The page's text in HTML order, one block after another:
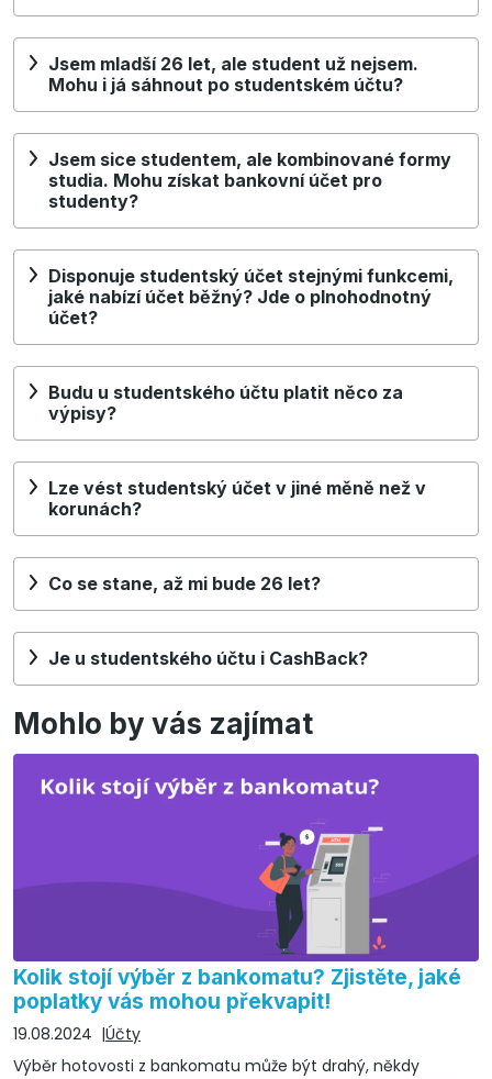
Jsem mladší 26 let, ale student už nejsem.
Mohu i já sáhnout po studentském účtu?
Jsem sice studentem, ale kombinované formy
studia. Mohu získat bankovní účet pro
studenty?
Disponuje studentský účet stejnými funkcemi,
jaké nabízí účet běžný? Jde o plnohodnotný
účet?
Budu u studentského účtu platit něco za
výpisy?
Lze vést studentský účet v jiné měně než v
korunách?
Co se stane, až mi bude 26 let?
Je u studentského účtu i CashBack?
Mohlo by vás zajímat
Kolik stojí výběr z bankomatu? Zjistěte, jaké
poplatky vás mohou překvapit!
19.08.2024
Účty
Výběr hotovosti z bankomatu může být drahý, někdy